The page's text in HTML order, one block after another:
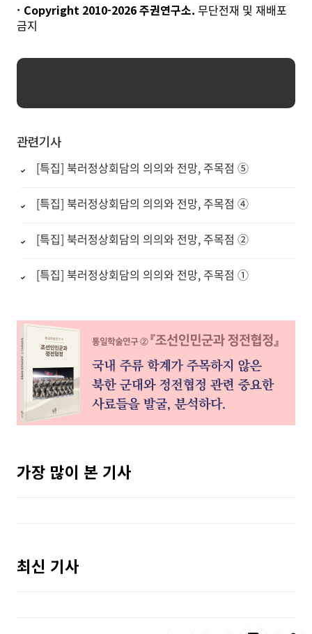
Copyright 2010-2026주권연구소. 무단전재 및 재배포
금지
관련기사
[특집] 북러정상회담의 의의와 전망, 주목점 ⑤
[특집] 북러정상회담의 의의와 전망, 주목점 ④
[특집] 북러정상회담의 의의와 전망, 주목점 ②
[특집] 북러정상회담의 의의와 전망, 주목점 ①
가장 많이 본 기사
최신 기사